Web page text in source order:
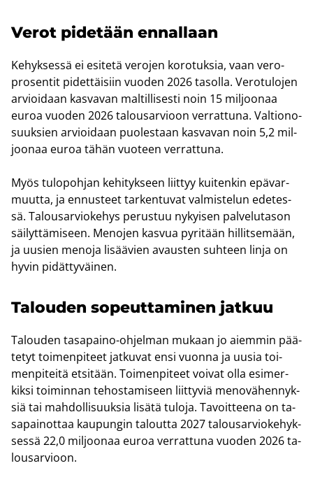
Verot pi­de­tään en­nal­laan
Ke­hyk­ses­sä ei esi­te­tä ve­ro­jen ko­ro­tuk­sia, vaan ve­ro­
pro­sen­tit pi­det­täi­siin vuo­den 2026 ta­sol­la. Ve­ro­tu­lo­jen
ar­vioi­daan kas­va­van mal­til­li­ses­ti noin 15 mil­joo­naa
euroa vuo­den 2026 ta­lous­ar­vioon ver­rat­tu­na. Val­tio­no­
suuk­sien ar­vioi­daan puo­les­taan kas­va­van noin 5,2 mil­
joo­naa euroa tähän vuo­teen ver­rat­tu­na.
Myös tu­lo­poh­jan ke­hi­tyk­seen liit­tyy kui­ten­kin epä­var­
muut­ta, ja en­nus­teet tar­ken­tu­vat val­mis­te­lun ede­tes­
sä. Ta­lous­ar­vio­ke­hys pe­rus­tuu ny­kyi­sen pal­ve­lu­ta­son
säi­lyt­tä­mi­seen. Me­no­jen kas­vua py­ri­tään hil­lit­se­mään,
ja uusien me­no­ja li­sää­vien avaus­ten suh­teen linja on
hyvin pi­dät­ty­väi­nen.
Ta­lou­den so­peut­ta­mi­nen jat­kuu
Ta­lou­den tasapaino-​ohjelman mu­kaan jo ai­em­min pää­
te­tyt toi­men­pi­teet jat­ku­vat ensi vuon­na ja uusia toi­
men­pi­tei­tä et­si­tään. Toi­men­pi­teet voi­vat olla esi­mer­
kik­si toi­min­nan te­hos­ta­mi­seen liit­ty­viä me­no­vä­hen­nyk­
siä tai mah­dol­li­suuk­sia li­sä­tä tu­lo­ja. Ta­voit­tee­na on ta­
sa­pai­not­taa kau­pun­gin ta­lout­ta 2027 ta­lous­ar­vio­ke­hyk­
ses­sä 22,0 mil­joo­naa euroa ver­rat­tu­na vuo­den 2026 ta­
lous­ar­vioon.